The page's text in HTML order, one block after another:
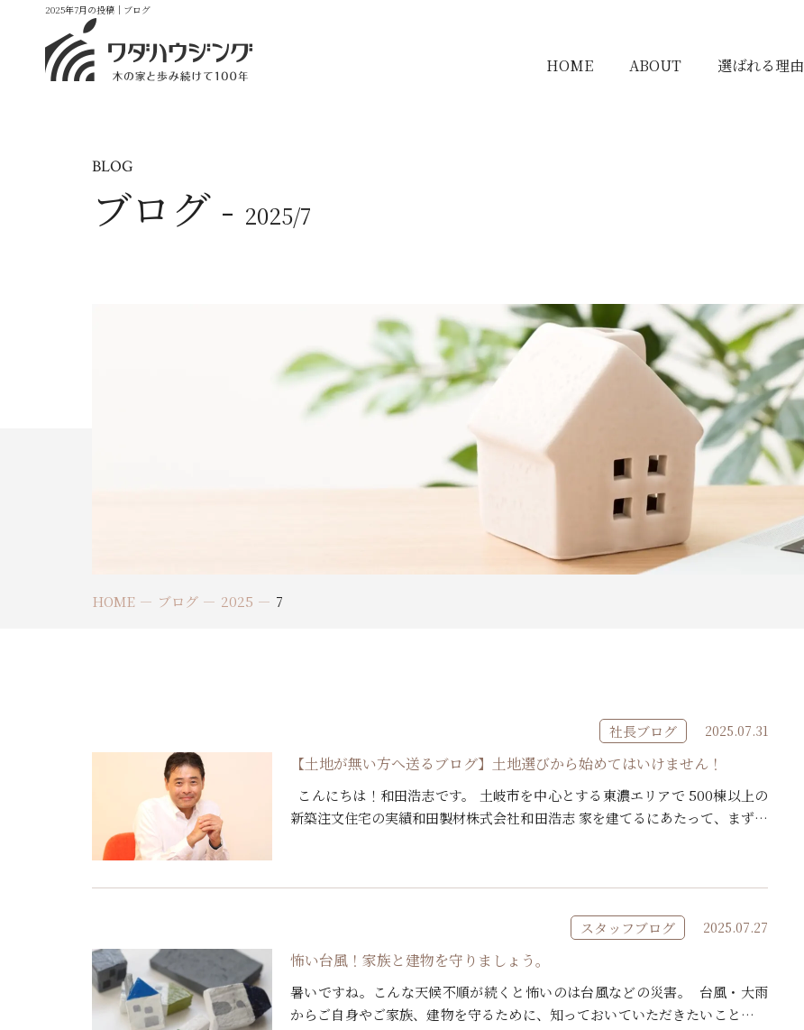
2025年7月の投稿｜ブログ
HOME ABOUT 選ばれる理由
BLOG
ブログ - 2025/7
HOME ブログ 2025 7
社長ブログ 2025.07.31
【土地が無い方へ送るブログ】土地選びから始めてはいけません！
こんにちは！和田浩志です。 土岐市を中心とする東濃エリアで 500棟以上の
新築注文住宅の実績和田製材株式会社和田浩志 家を建てるにあたって、まず最
スタッフブログ 2025.07.27
怖い台風！家族と建物を守りましょう。
暑いですね。こんな天候不順が続くと怖いのは台風などの災害。 台風・大雨
からご自身やご家族、建物を守るために、知っておいていただきたいことをま